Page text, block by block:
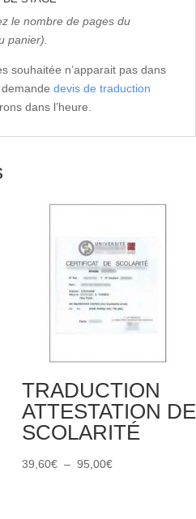
le nombre de pages du
panier).
souhaitée n’apparait pas dans
devis de traduction
dans l’heure.
TRADUCTION
ATTESTATION DE
SCOLARITÉ
39,60€ – 95,00€Plage